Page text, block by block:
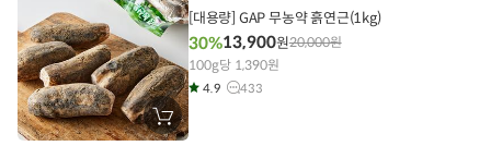
장
바
[대용량] GAP 무농약 흙연근(1kg)
30%13,900원20,000원
100g당 1,390원
4.9 433